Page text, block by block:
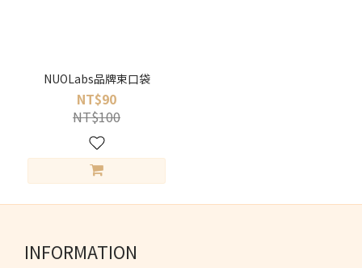
NUOLabs品牌束口袋
NT$90
NT$100
INFORMATION